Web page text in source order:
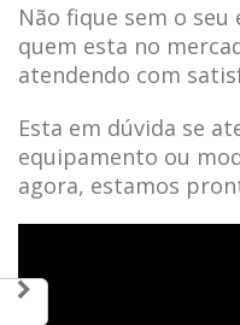
Não fique sem o
quem esta no
atendendo com
Esta em dúvida se
equipamento ou
agora, estamos